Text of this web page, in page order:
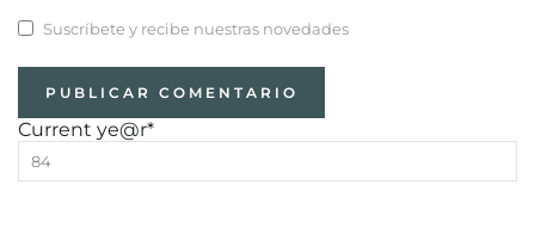
Suscríbete y recibe nuestras novedades
Current ye@r*